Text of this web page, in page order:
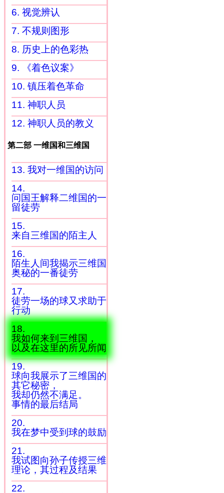
6. 视觉辨认
7. 不规则图形
8. 历史上的色彩热
9. 《着色议案》
10. 镇压着色革命
11. 神职人员
12. 神职人员的教义
第二部 一维国和三维国
13. 我对一维国的访问
14.
问国王解释二维国的一
留徒劳
15.
来自三维国的陌主人
16.
陌生人间我揭示三维国
奥秘的一番徒劳
17.
徒劳一场的球又求助于
行动
18.
我如何来到三维国，
以及在这里的所见所闻
19.
球向我展示了三维国的
其它秘密，
我却仍然不满足。
事情的最后结局
20.
我在梦中受到球的鼓励
21.
我试图向孙子传授三维
理论，其过程及结果
22.